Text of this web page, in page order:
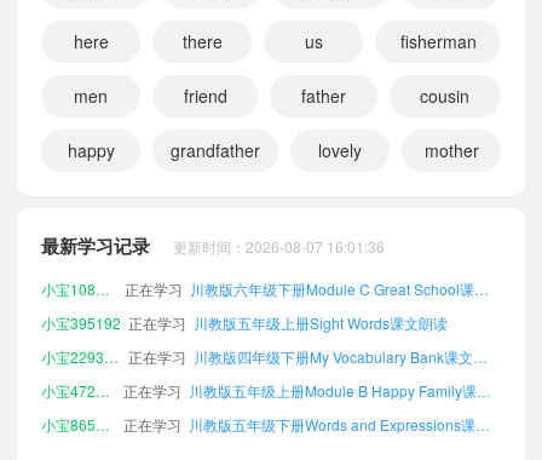
here there us fisherman
men friend father cousin
happy grandfather lovely mother
最新学习记录 更新时间：2026-08-07 16:01:36
小宝151865 正在学习 川教版五年级下册Sight Words课文朗读